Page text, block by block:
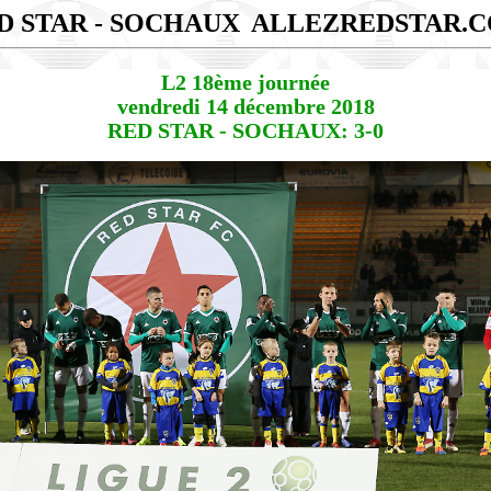
STAR - SOCHAUX
L2 18ème journée
vendredi 14 décembre 2018
RED STAR - SOCHAUX: 3-0